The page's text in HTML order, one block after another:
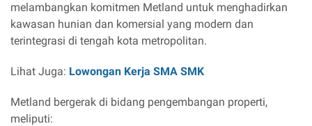
melambangkan komitmen Metland untuk menghadirkan
kawasan hunian dan komersial yang modern dan
terintegrasi di tengah kota metropolitan.
Lihat Juga: Lowongan Kerja SMA SMK
Metland bergerak di bidang pengembangan properti,
meliputi: